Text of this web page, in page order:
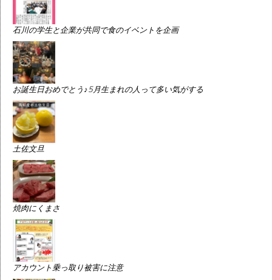
石川の学生と企業が共同で食のイベントを企画
お誕生日おめでとう♪5月生まれの人って多い気がする
土佐文旦
焼肉にくまさ
アカウント乗っ取り被害に注意